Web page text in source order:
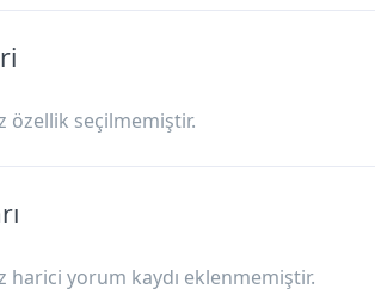
özellik seçilmemiştir.
harici yorum kaydı eklenmemiştir.